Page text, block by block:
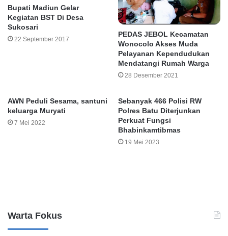
Bupati Madiun Gelar
Kegiatan BST Di Desa
Sukosari
22 September 2017
PEDAS JEBOL Kecamatan
Wonocolo Akses Muda
Pelayanan Kependudukan
Mendatangi Rumah Warga
28 Desember 2021
AWN Peduli Sesama, santuni
keluarga Muryati
7 Mei 2022
Sebanyak 466 Polisi RW
Polres Batu Diterjunkan
Perkuat Fungsi
Bhabinkamtibmas
19 Mei 2023
Warta Fokus